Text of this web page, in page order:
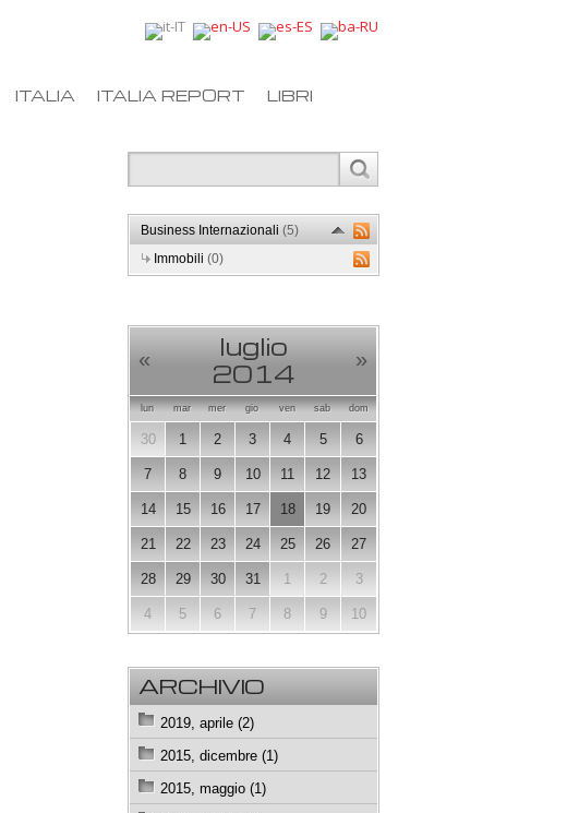
ITALIA ITALIA REPORT LIBRI
Business Internazionali(5)
Immobili(0)
«
luglio
2014
»
lun mar mer gio ven sab dom
30 1 2 3 4 5 6
7 8 9 10 11 12 13
14 15 16 17 18 19 20
21 22 23 24 25 26 27
28 29 30 31 1 2 3
4 5 6 7 8 9 10
ARCHIVIO
2019, aprile (2)
2015, dicembre (1)
2015, maggio (1)